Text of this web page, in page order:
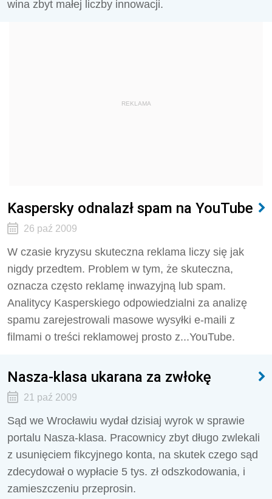
wina zbyt małej liczby innowacji.
REKLAMA
Kaspersky odnalazł spam na YouTube
26 paź 2009
W czasie kryzysu skuteczna reklama liczy się jak
nigdy przedtem. Problem w tym, że skuteczna,
oznacza często reklamę inwazyjną lub spam.
Analitycy Kasperskiego odpowiedzialni za analizę
spamu zarejestrowali masowe wysyłki e-maili z
filmami o treści reklamowej prosto z...YouTube.
Nasza-klasa ukarana za zwłokę
21 paź 2009
Sąd we Wrocławiu wydał dzisiaj wyrok w sprawie
portalu Nasza-klasa. Pracownicy zbyt długo zwlekali
z usunięciem fikcyjnego konta, na skutek czego sąd
zdecydował o wypłacie 5 tys. zł odszkodowania, i
zamieszczeniu przeprosin.